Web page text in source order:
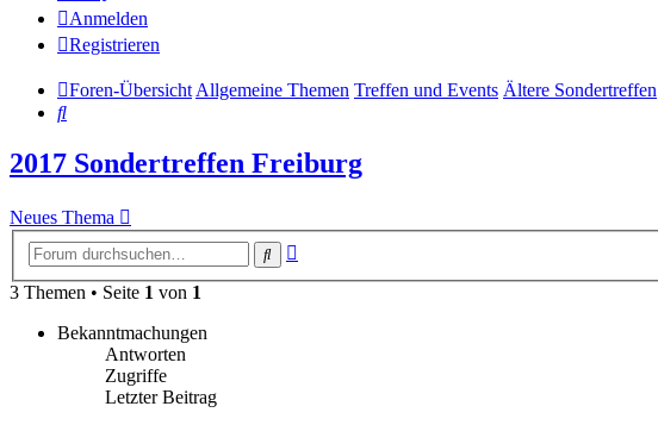
Anmelden
Registrieren
Foren-ÜbersichtAllgemeine Themen Treffen und Events Ältere Sondertreffen
Suche
2017 Sondertreffen Freiburg
Neues Thema
Suche
3 Themen • Seite 1 von 1
Bekanntmachungen
Antworten
Zugriffe
Letzter Beitrag